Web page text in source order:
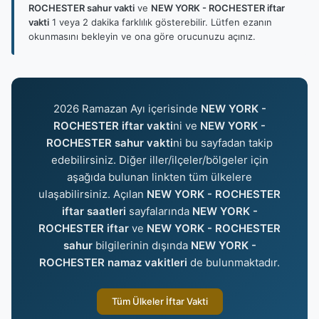
ROCHESTER sahur vakti ve NEW YORK - ROCHESTER iftar
vakti 1 veya 2 dakika farklılık gösterebilir. Lütfen ezanın
okunmasını bekleyin ve ona göre orucunuzu açınız.
2026 Ramazan Ayı içerisinde NEW YORK -
ROCHESTER iftar vaktini ve NEW YORK -
ROCHESTER sahur vaktini bu sayfadan takip
edebilirsiniz. Diğer iller/ilçeler/bölgeler için
aşağıda bulunan linkten tüm ülkelere
ulaşabilirsiniz. Açılan NEW YORK - ROCHESTER
iftar saatleri sayfalarında NEW YORK -
ROCHESTER iftar ve NEW YORK - ROCHESTER
sahurbilgilerinin dışında NEW YORK -
ROCHESTER namaz vakitleri de bulunmaktadır.
Tüm Ülkeler İftar Vakti